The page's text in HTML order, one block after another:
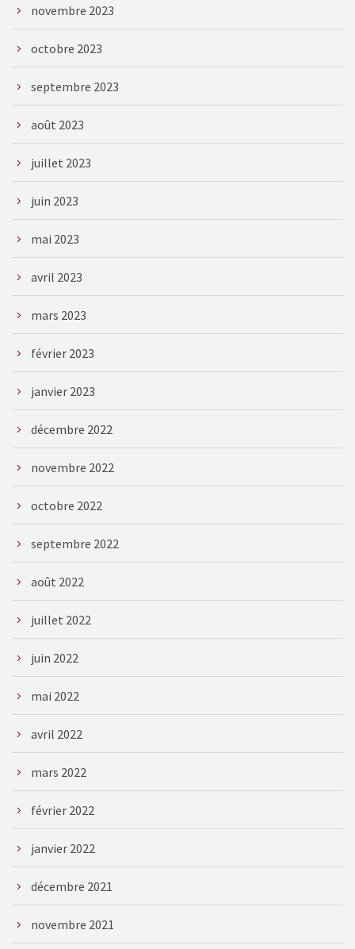
novembre 2023
octobre 2023
septembre 2023
août 2023
juillet 2023
juin 2023
mai 2023
avril 2023
mars 2023
février 2023
janvier 2023
décembre 2022
novembre 2022
octobre 2022
septembre 2022
août 2022
juillet 2022
juin 2022
mai 2022
avril 2022
mars 2022
février 2022
janvier 2022
décembre 2021
novembre 2021